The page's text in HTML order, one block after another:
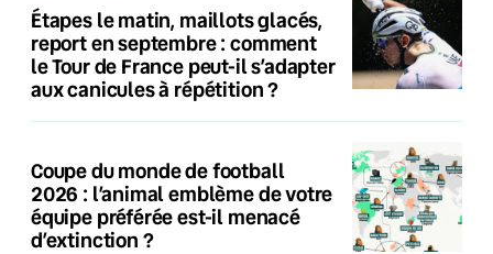
Étapes le matin, maillots glacés,
report en septembre : comment
le Tour de France peut-il s’adapter
aux canicules à répétition ?
Coupe du monde de football
2026 : l’animal emblème de votre
équipe préférée est-il menacé
d’extinction ?